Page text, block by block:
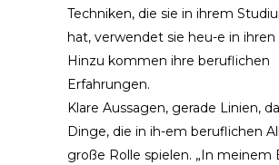
Techniken, die sie in ihrem
hat, verwendet sie heu-e in ihren
Hinzu kommen ihre beruflichen
Erfahrungen.
Klare Aussagen, gerade Linien,
Dinge, die in ih-em beruflichen
große Rolle spielen. „In meinem